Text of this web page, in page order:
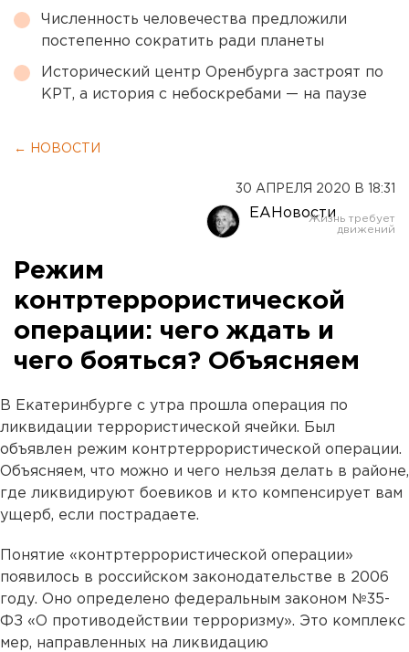
Численность человечества предложили
постепенно сократить ради планеты
Исторический центр Оренбурга застроят по
КРТ, а история с небоскребами — на паузе
← НОВОСТИ
30 АПРЕЛЯ 2020 В 18:31
ЕАНовости
Режим
контртеррористической
операции: чего ждать и
чего бояться? Объясняем
В Екатеринбурге с утра прошла операция по
ликвидации террористической ячейки. Был
объявлен режим контртеррористической операции.
Объясняем, что можно и чего нельзя делать в районе,
где ликвидируют боевиков и кто компенсирует вам
ущерб, если пострадаете.
Понятие «контртеррористической операции»
появилось в российском законодательстве в 2006
году. Оно определено федеральным законом №35-
ФЗ «О противодействии терроризму». Это комплекс
мер, направленных на ликвидацию